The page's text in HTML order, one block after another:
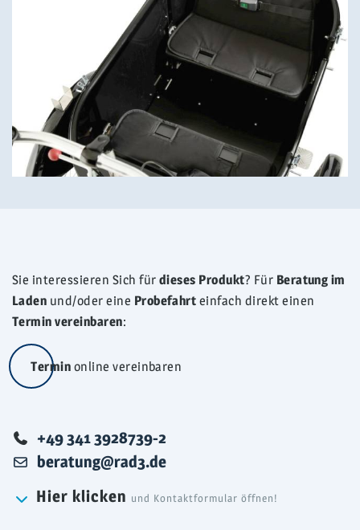
Sie interessieren Sich für dieses Produkt? Für Beratung im
Laden und/oder eine Probefahrt einfach direkt einen
Termin vereinbaren:
Termin online vereinbaren
Telefonisch
+49 341 3928739-2
Email
beratung@rad3.de
Hier klicken und Kontaktformular öffnen!